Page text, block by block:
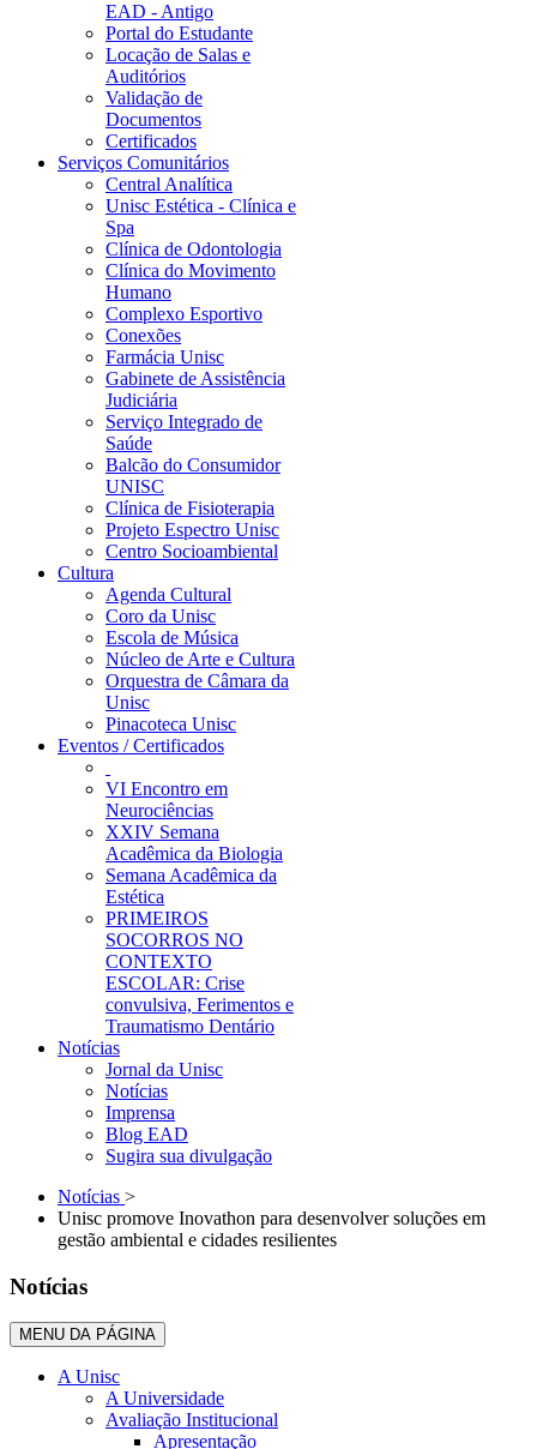
EAD - Antigo
Portal do Estudante
Locação de Salas e
Auditórios
Validação de
Documentos
Certificados
Serviços Comunitários
Central Analítica
Unisc Estética - Clínica e
Spa
Clínica de Odontologia
Clínica do Movimento
Humano
Complexo Esportivo
Conexões
Farmácia Unisc
Gabinete de Assistência
Judiciária
Serviço Integrado de
Saúde
Balcão do Consumidor
UNISC
Clínica de Fisioterapia
Projeto Espectro Unisc
Centro Socioambiental
Cultura
Agenda Cultural
Coro da Unisc
Escola de Música
Núcleo de Arte e Cultura
Orquestra de Câmara da
Unisc
Pinacoteca Unisc
Eventos / Certificados
VI Encontro em
Neurociências
XXIV Semana
Acadêmica da Biologia
Semana Acadêmica da
Estética
PRIMEIROS
SOCORROS NO
CONTEXTO
ESCOLAR: Crise
convulsiva, Ferimentos e
Traumatismo Dentário
Notícias
Jornal da Unisc
Notícias
Imprensa
Blog EAD
Sugira sua divulgação
Notícias >
Unisc promove Inovathon para desenvolver soluções em
gestão ambiental e cidades resilientes
Notícias
MENU DA PÁGINA
A Unisc
A Universidade
Avaliação Institucional
Apresentação